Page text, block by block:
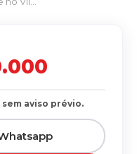
aviso prévio.